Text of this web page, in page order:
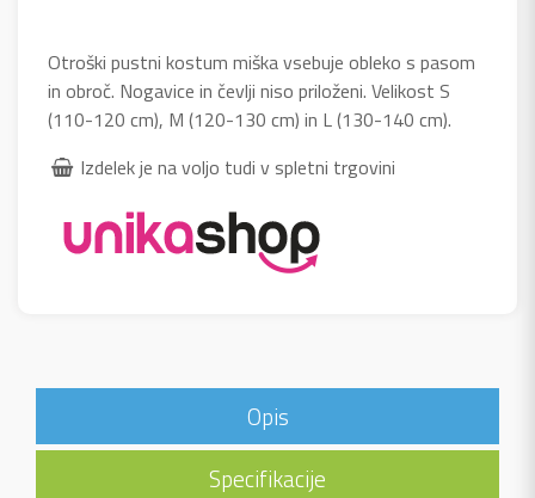
Otroški pustni kostum miška vsebuje obleko s pasom
in obroč. Nogavice in čevlji niso priloženi. Velikost S
(110-120 cm), M (120-130 cm) in L (130-140 cm).
Izdelek je na voljo tudi v spletni trgovini
Opis
Specifikacije